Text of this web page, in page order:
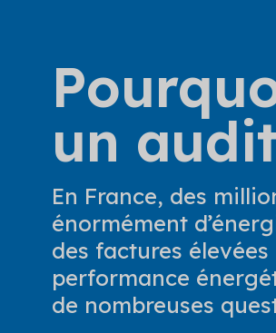
un
En France, des
énormément
des factures
performance
de nombreuses